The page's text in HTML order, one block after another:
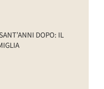
DOPO: IL